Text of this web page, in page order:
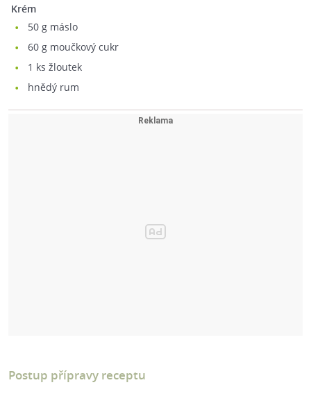
Krém
50 g máslo
60 g moučkový cukr
1 ks žloutek
hnědý rum
Postup přípravy receptu